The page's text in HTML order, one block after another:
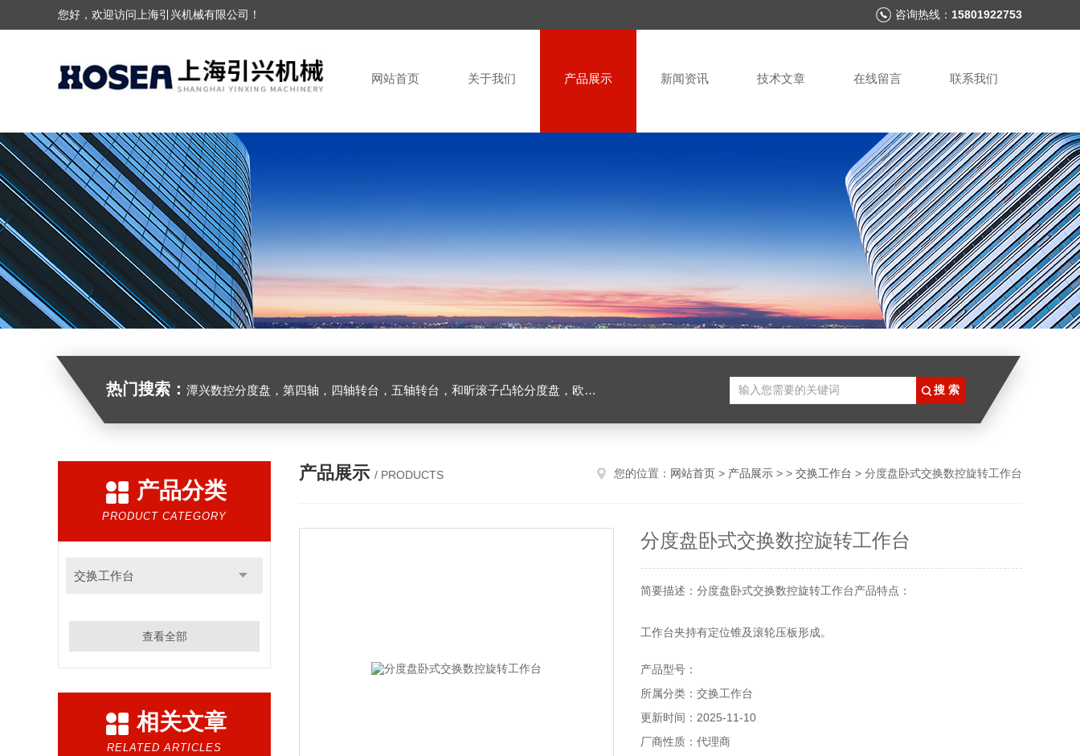
您好，欢迎访问上海引兴机械有限公司！ 咨询热线： 15801922753
网站首页 关于我们 产品展示 新闻资讯 技术文章 在线留言 联系我们
热门搜索： 潭兴数控分度盘，第四轴，四轴转台，五轴转台，和昕滚子凸轮分度盘，欧权四轴转台
产品分类
PRODUCT CATEGORY
交换工作台
查看全部
相关文章
RELATED ARTICLES
产品展示 / PRODUCTS 您的位置： 网站首页 > 产品展示 > > 交换工作台 > ​分度盘卧式交换数控旋转工作台
​分度盘卧式交换数控旋转工作台
简要描述：分度盘卧式交换数控旋转工作台产品特点：
工作台夹持有定位锥及滚轮压板形成。
配合APC，工作台可自动交换及前后移动。
最小分度角度0.001°分度
产品型号：
所属分类：交换工作台
更新时间：2025-11-10
厂商性质：代理商